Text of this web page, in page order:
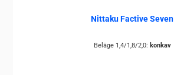
Nittaku Factive Seven
Beläge 1,4/1,8/2,0: konkav